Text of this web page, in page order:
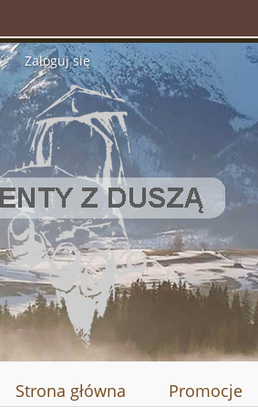
Zaloguj się
Strona główna Promocje